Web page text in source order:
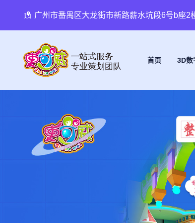
广州市番禺区大龙街市新路薪水坑段6号b座2
首页 3D数